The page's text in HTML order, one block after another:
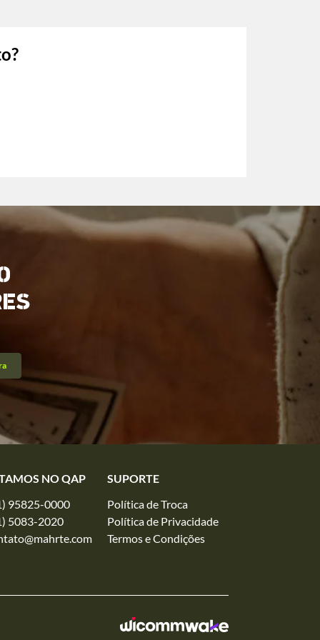
NO QAP
95825-0000
5083-2020
SUPORTE
Política de Troca
Política de Privacidade
Termos e Condições